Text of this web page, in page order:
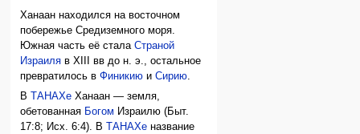
Ханаан находился на восточном
побережье Средиземного моря.
Южная часть её сталаСтраной
Израиля в XIII вв до н. э., остальное
превратилось вФиникию иСирию.
В
ТАНАХе Ханаан — земля,
обетованная Богом Израилю (Быт.
17:8; Исх. 6:4). В
ТАНАХе название